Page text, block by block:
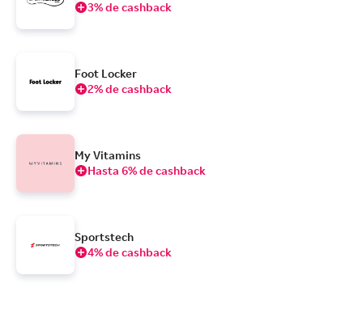
3% de cashback
Foot Locker
2% de cashback
My Vitamins
Hasta 6% de cashback
Sportstech
4% de cashback